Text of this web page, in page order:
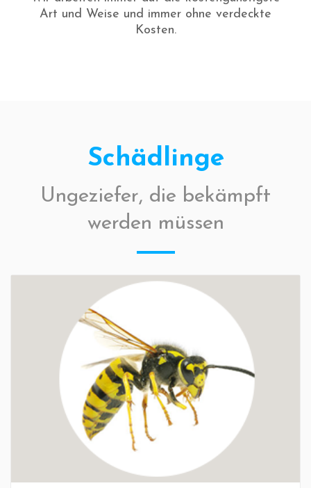
Art und Weise und immer ohne verdeckte
Kosten.
Schädlinge
Ungeziefer, die bekämpft
werden müssen